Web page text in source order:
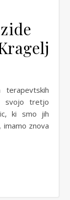
svojo tretjo
ki smo jih
znova